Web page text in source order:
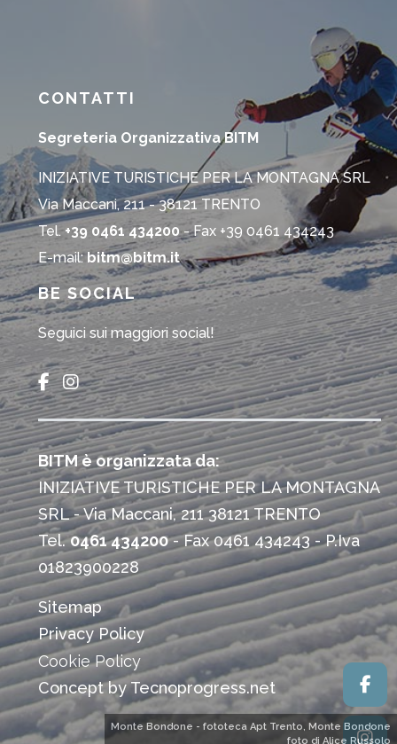
Monte Bondone - fototeca Apt Trento, Monte Bondone
foto di Alice Russolo
BE SOCIAL
Seguici sui maggiori social!
CONTATTI
Segreteria Organizzativa BITM
INIZIATIVE TURISTICHE PER LA MONTAGNA SRL
Via Maccani, 211 - 38121 TRENTO
Tel.+39 0461 434200- Fax +39 0461 434243
E-mail:bitm@bitm.it
BITM è organizzata da:
INIZIATIVE TURISTICHE PER LA MONTAGNA
SRL - Via Maccani, 211 38121 TRENTO
Tel.0461 434200- Fax 0461 434243 - P.Iva
01823900228
Sitemap
Privacy Policy
Cookie Policy
Concept by Tecnoprogress.net